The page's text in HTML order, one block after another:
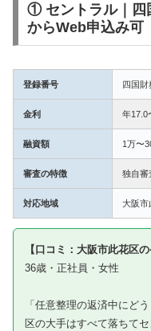
① セントラル｜四
からWeb申込み可
登録番号 四国財
金利 年17.0
融資額 1万〜
審査の特徴 独自審
対応地域 大阪市
【口コミ：大阪市此花区
36歳・正社員・女性
「任意整理の返済中にど
区の大手はすべて落ちて